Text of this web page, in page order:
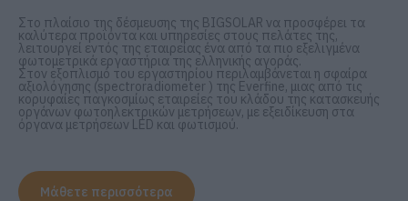
Στο πλαίσιο της δέσμευσης της BIGSOLAR να προσφέρει τα
καλύτερα προϊόντα και υπηρεσίες στους πελάτες της,
λειτουργεί εντός της εταιρείας ένα από τα πιο εξελιγμένα
φωτομετρικά εργαστήρια της ελληνικής αγοράς.
Στον εξοπλισμό του εργαστηρίου περιλαμβάνεται η σφαίρα
αξιολόγησης (spectroradiometer ) της Everfine, μιας από τις
κορυφαίες παγκοσμίως εταιρείες του κλάδου της κατασκευής
οργάνων φωτοηλεκτρικών μετρήσεων, με εξειδίκευση στα
όργανα μετρήσεων LED και φωτισμού.
Μάθετε περισσότερα